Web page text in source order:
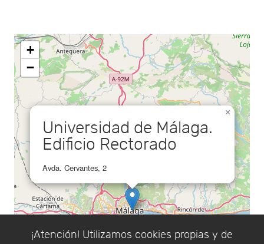
¡Atención! Utilizamos cookies propias y de
Universidad de Málaga.
Edificio Rectorado
Avda. Cervantes, 2
×
+
−